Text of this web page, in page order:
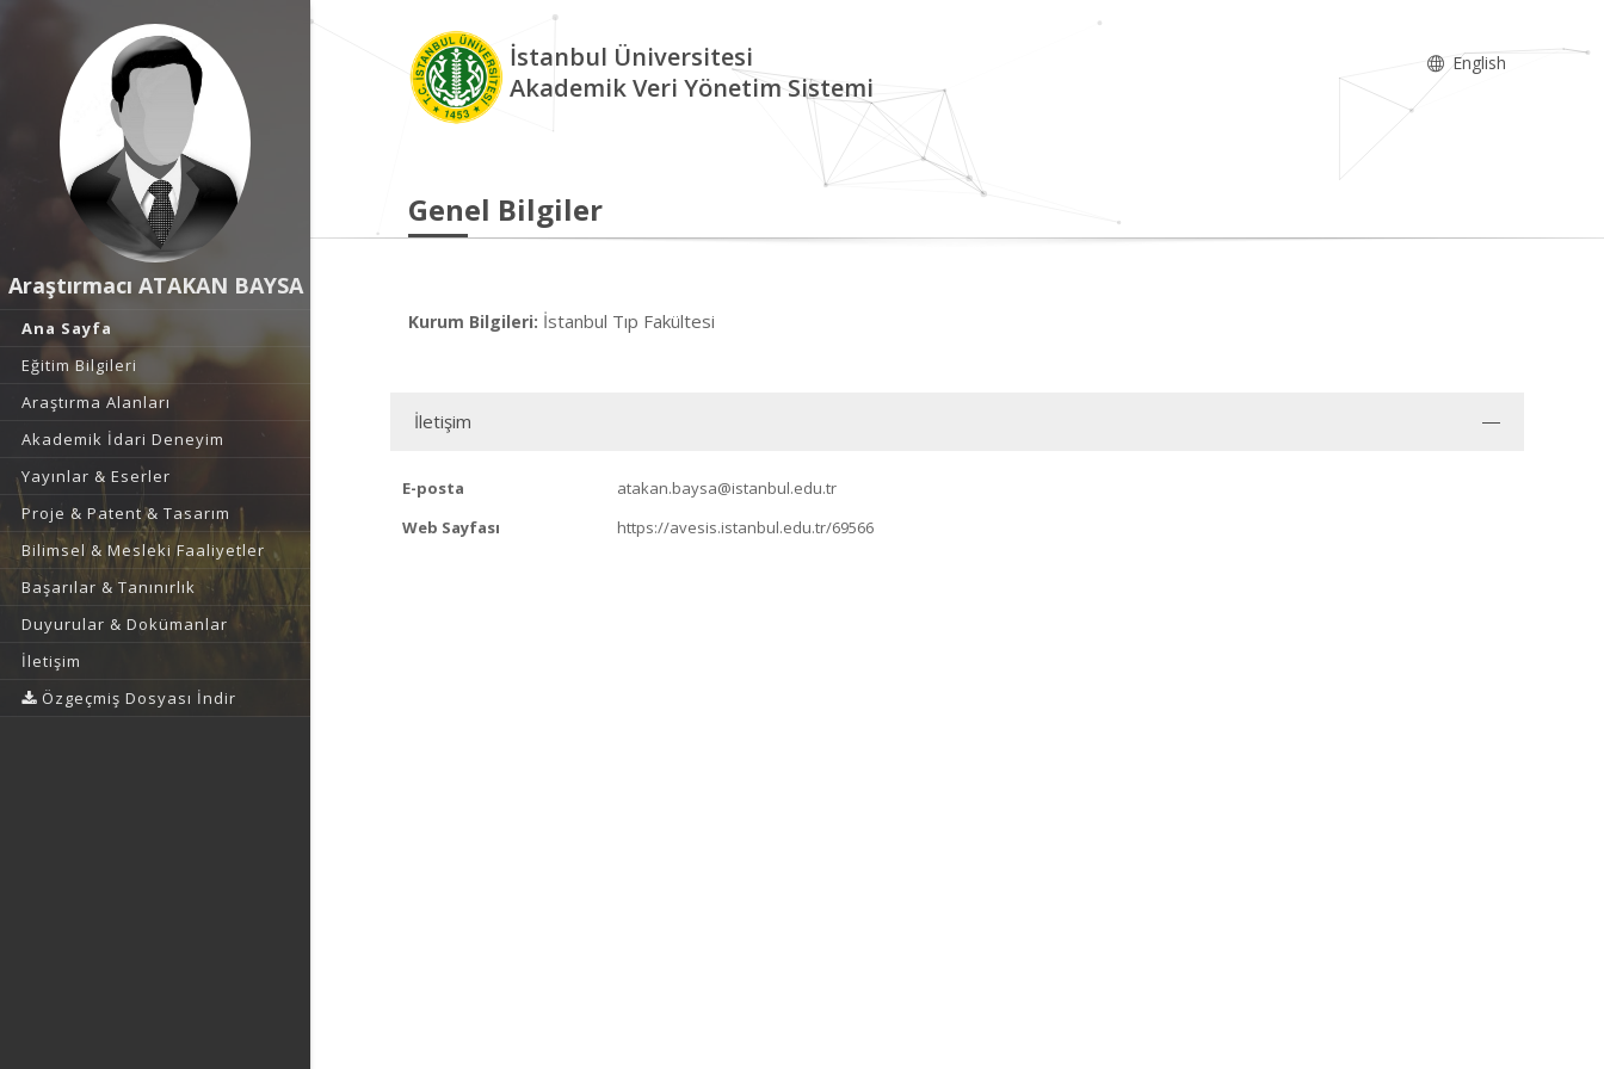
Araştırmacı ATAKAN BAYSA
Ana Sayfa
Eğitim Bilgileri
Araştırma Alanları
Akademik İdari Deneyim
Yayınlar & Eserler
Proje & Patent & Tasarım
Bilimsel & Mesleki Faaliyetler
Başarılar & Tanınırlık
Duyurular & Dokümanlar
İletişim
Özgeçmiş Dosyası İndir
İstanbul Üniversitesi
Akademik Veri Yönetim Sistemi
English
Genel Bilgiler
Kurum Bilgileri: İstanbul Tıp Fakültesi
İletişim
E-posta
atakan.baysa@istanbul.edu.tr
Web Sayfası
https://avesis.istanbul.edu.tr/69566